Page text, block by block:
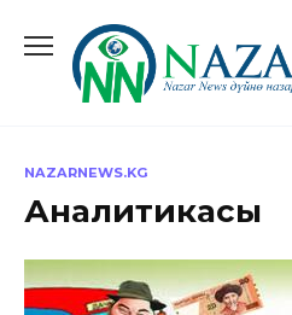
содержанию
NAZARNEWS.KG
Аналитикасы